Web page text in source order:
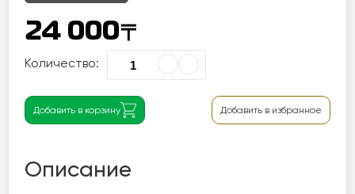
24 000〒
Количество:
Добавить в корзину Добавить в избранное
Описание